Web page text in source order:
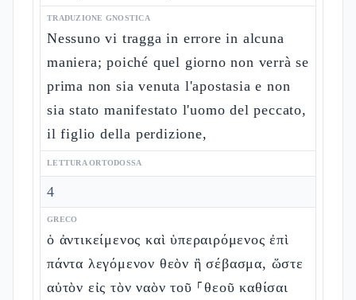
TRADUZIONE GNOSTICA
Nessuno vi tragga in errore in alcuna
maniera; poiché quel giorno non verrà se
prima non sia venuta l'apostasia e non
sia stato manifestato l'uomo del peccato,
il figlio della perdizione,
LETTURA ORTODOSSA
4
GRECO
ὁ ἀντικείμενος καὶ ὑπεραιρόμενος ἐπὶ
πάντα λεγόμενον θεὸν ἢ σέβασμα, ὥστε
αὐτὸν εἰς τὸν ναὸν τοῦ ⸀θεοῦ καθίσαι